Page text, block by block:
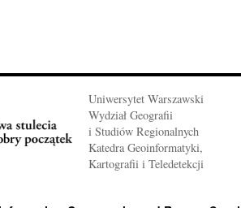
Uniwersytet Warszawski
Wydział Geografii
i Studiów Regionalnych
Katedra Geoinformatyki,
Kartografii i Teledetekcji